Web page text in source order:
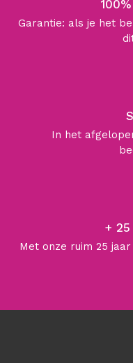
Garantie: als je het
In het
+
Met onze ruim 25